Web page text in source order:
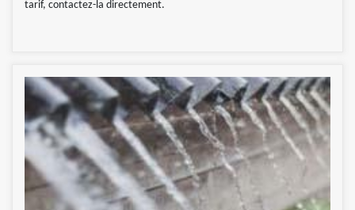
tarif, contactez-la directement.